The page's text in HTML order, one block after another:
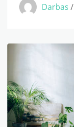
Darbas /